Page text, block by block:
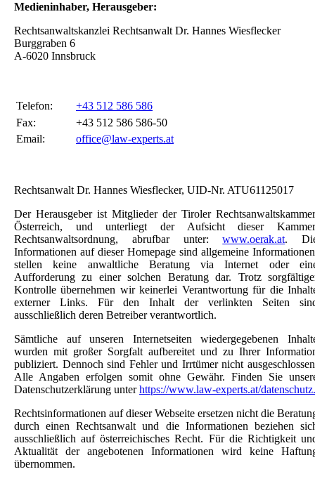
Medieninhaber, Herausgeber:
Rechtsanwaltskanzlei Rechtsanwalt Dr. Hannes Wiesflecker
Burggraben 6
A-6020 Innsbruck
Telefon:
+43 512 586 586
Fax:
+43 512 586 586-50
Email:
office@law-experts.at
Rechtsanwalt Dr. Hannes Wiesflecker, UID-Nr. ATU61125017
Der Herausgeber ist Mitglieder der Tiroler
Österreich, und unterliegt der Aufsicht dieser
Rechtsanwaltsordnung, abrufbar unter:www.oerak.at.
Informationen auf dieser Homepage sind allgemeine
stellen keine anwaltliche Beratung via Internet oder
Aufforderung zu einer solchen Beratung dar. Trotz
Kontrolle übernehmen wir keinerlei Verantwortung für die
externer Links. Für den Inhalt der verlinkten Seiten
ausschließlich deren Betreiber verantwortlich.
Sämtliche auf unseren Internetseiten wiedergegebenen
wurden mit großer Sorgfalt aufbereitet und zu Ihrer
publiziert. Dennoch sind Fehler und Irrtümer nicht
Alle Angaben erfolgen somit ohne Gewähr. Finden Sie
Datenschutzerklärung unterhttps://www.law-experts.at/datenschutz.
Rechtsinformationen auf dieser Webseite ersetzen nicht die
durch einen Rechtsanwalt und die Informationen beziehen
ausschließlich auf österreichisches Recht. Für die Richtigkeit
Aktualität der angebotenen Informationen wird keine
übernommen.